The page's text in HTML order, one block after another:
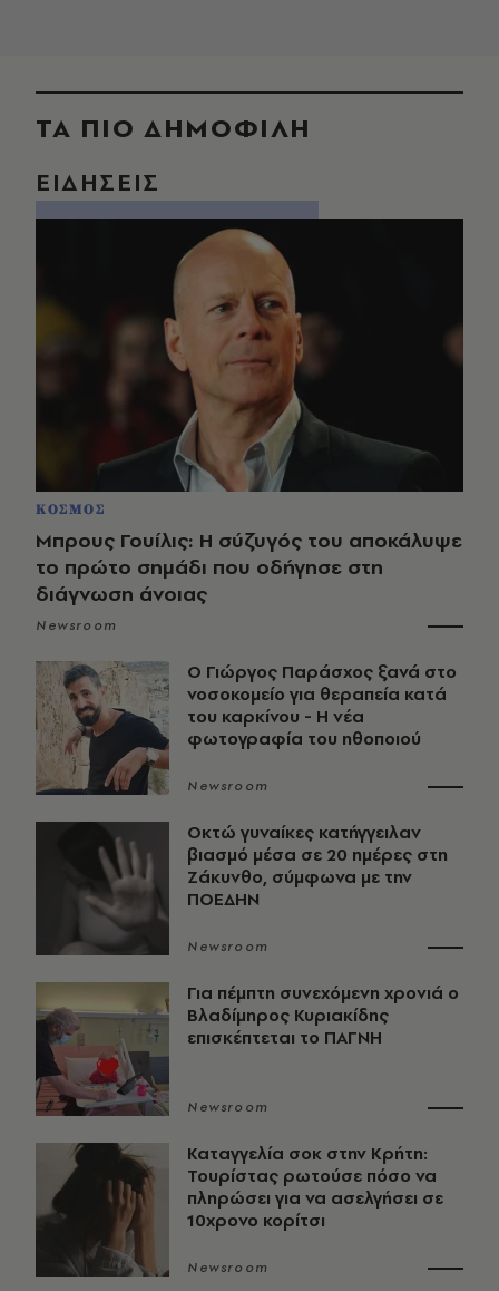
ΤΑ ΠΙΟ ΔΗΜΟΦΙΛΗ
ΕΙΔΗΣΕΙΣ
ΚΟΣΜΟΣ
Μπρους Γουίλις: Η σύζυγός του αποκάλυψε
το πρώτο σημάδι που οδήγησε στη
διάγνωση άνοιας
Newsroom
O Γιώργος Παράσχος ξανά στο
νοσοκομείο για θεραπεία κατά
του καρκίνου - Η νέα
φωτογραφία του ηθοποιού
Newsroom
Οκτώ γυναίκες κατήγγειλαν
βιασμό μέσα σε 20 ημέρες στη
Ζάκυνθο, σύμφωνα με την
ΠΟΕΔΗΝ
Newsroom
Για πέμπτη συνεχόμενη χρονιά ο
Βλαδίμηρος Κυριακίδης
επισκέπτεται το ΠΑΓΝΗ
Newsroom
Καταγγελία σοκ στην Κρήτη:
Τουρίστας ρωτούσε πόσο να
πληρώσει για να ασελγήσει σε
10χρονο κορίτσι
Newsroom